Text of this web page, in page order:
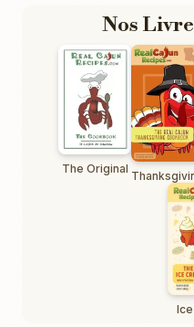
Nos
The Original